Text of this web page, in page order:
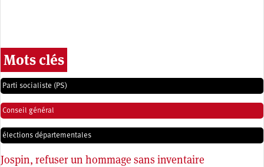
Mots clés
Parti socialiste (PS)
Conseil général
élections départementales
Jospin, refuser un hommage sans inventaire